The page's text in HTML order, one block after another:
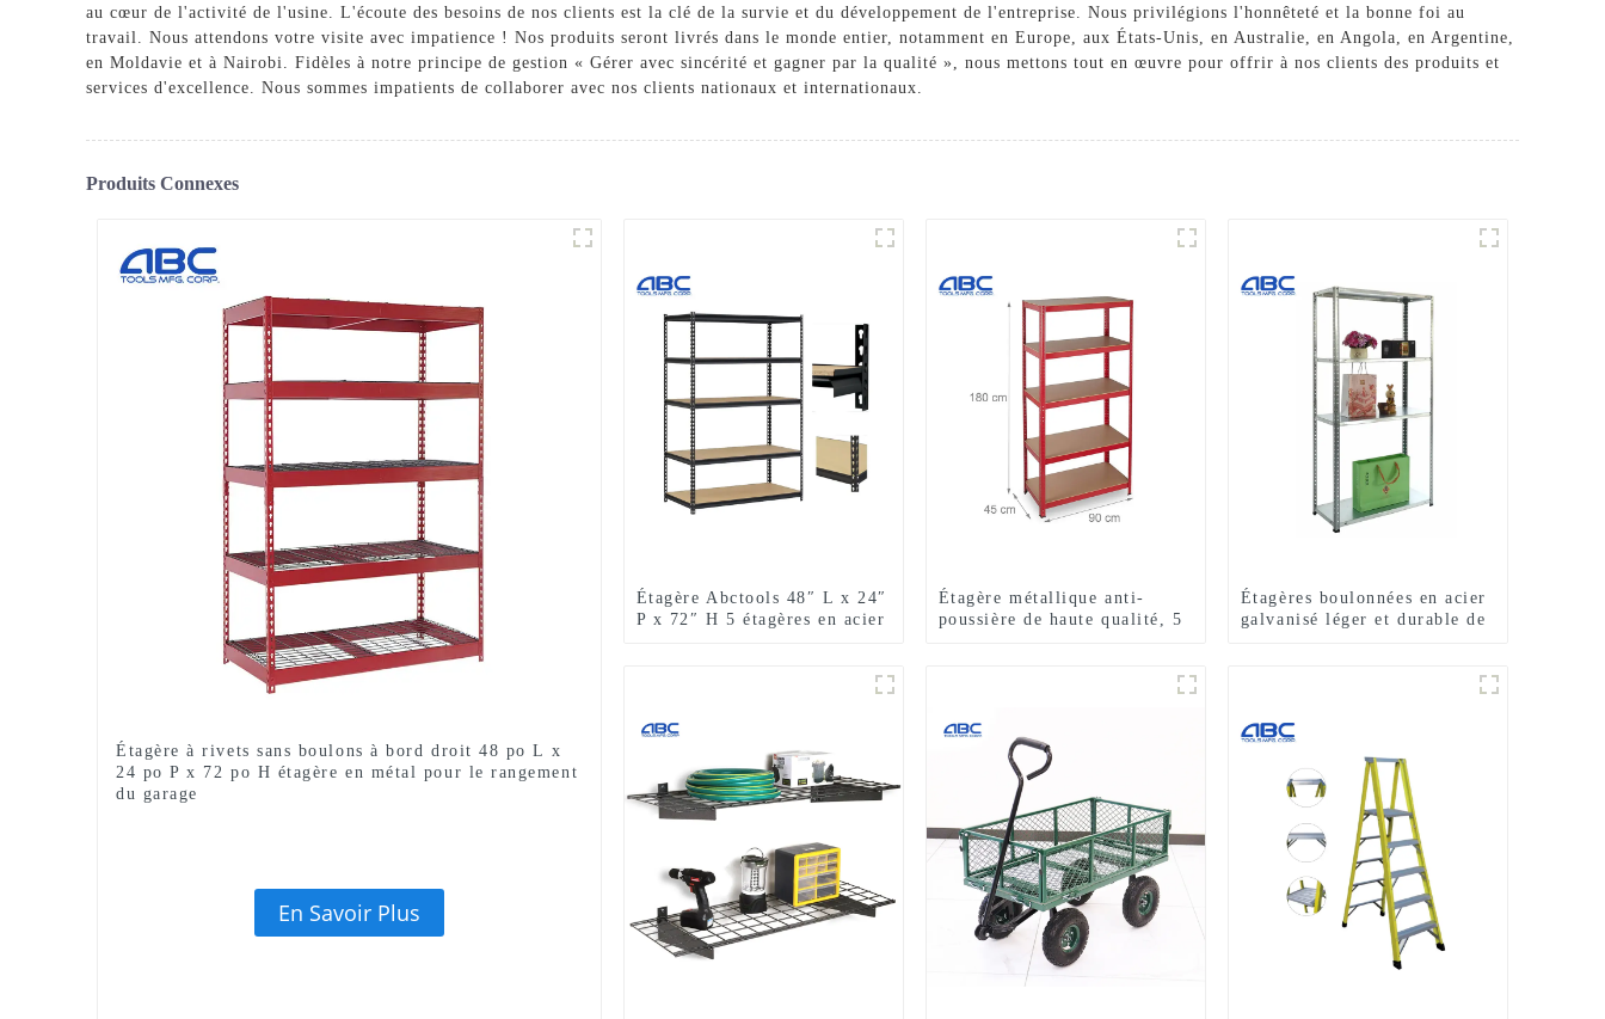
au cœur de l'activité de l'usine. L'écoute des besoins de nos clients est la clé de la survie et du développement de l'entreprise. Nous privilégions l'honnêteté et la bonne foi au
travail. Nous attendons votre visite avec impatience ! Nos produits seront livrés dans le monde entier, notamment en Europe, aux États-Unis, en Australie, en Angola, en Argentine,
en Moldavie et à Nairobi. Fidèles à notre principe de gestion « Gérer avec sincérité et gagner par la qualité », nous mettons tout en œuvre pour offrir à nos clients des produits et
services d'excellence. Nous sommes impatients de collaborer avec nos clients nationaux et internationaux.
Produits Connexes
Étagère à rivets sans boulons à bord droit 48 po L x
24 po P x 72 po H étagère en métal pour le rangement
du garage
En Savoir Plus
Étagère Abctools 48″ L x 24″
P x 72″ H 5 étagères en acier
Étagère métallique anti-
poussière de haute qualité, 5
Étagères boulonnées en acier
galvanisé léger et durable de